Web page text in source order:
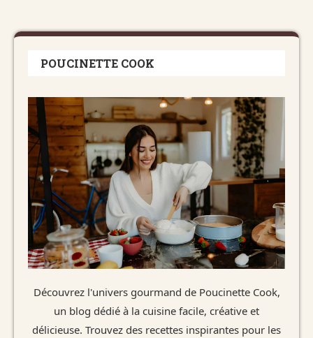
POUCINETTE COOK
Découvrez l'univers gourmand de Poucinette Cook,
un blog dédié à la cuisine facile, créative et
délicieuse. Trouvez des recettes inspirantes pour les